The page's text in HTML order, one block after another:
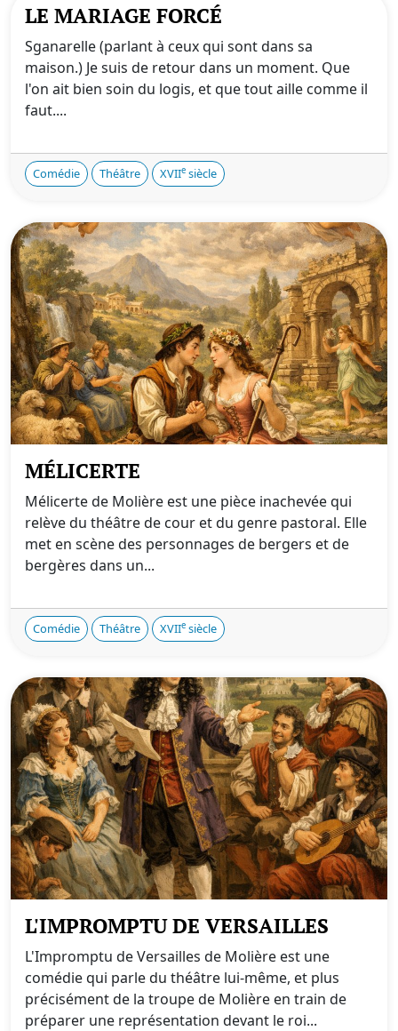
LE MARIAGE FORCÉ
Sganarelle (parlant à ceux qui sont dans sa
maison.) Je suis de retour dans un moment. Que
l'on ait bien soin du logis, et que tout aille comme il
faut....
Comédie Théâtre XVIIe siècle
MÉLICERTE
Mélicerte de Molière est une pièce inachevée qui
relève du théâtre de cour et du genre pastoral. Elle
met en scène des personnages de bergers et de
bergères dans un...
Comédie Théâtre XVIIe siècle
L'IMPROMPTU DE VERSAILLES
L'Impromptu de Versailles de Molière est une
comédie qui parle du théâtre lui-même, et plus
précisément de la troupe de Molière en train de
préparer une représentation devant le roi...